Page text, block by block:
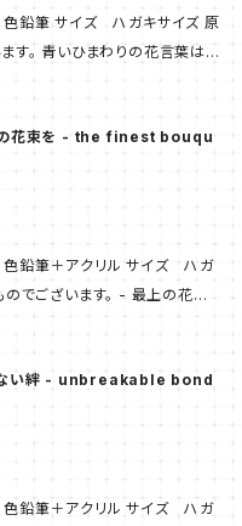
筆 サイズ ハガキサイズ 原
花言葉は
イトで発送致します。 箱はご
性がございます。
の花束を - the finest bouqu
筆＋アクリル サイズ ハガ
発送致します。 箱はございま
ざいます。
えない絆 - unbreakable bond
筆＋アクリル サイズ ハガ